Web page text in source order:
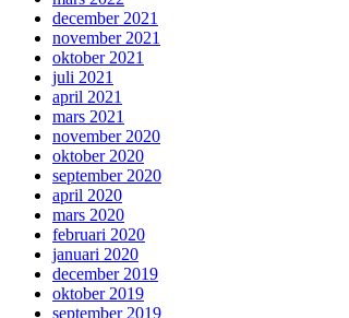
december 2021
november 2021
oktober 2021
juli 2021
april 2021
mars 2021
november 2020
oktober 2020
september 2020
april 2020
mars 2020
februari 2020
januari 2020
december 2019
oktober 2019
september 2019